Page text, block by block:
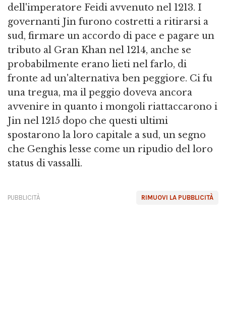
dell'imperatore Feidi avvenuto nel 1213. I
governanti Jin furono costretti a ritirarsi a
sud, firmare un accordo di pace e pagare un
tributo al Gran Khan nel 1214, anche se
probabilmente erano lieti nel farlo, di
fronte ad un'alternativa ben peggiore. Ci fu
una tregua, ma il peggio doveva ancora
avvenire in quanto i mongoli riattaccarono i
Jin nel 1215 dopo che questi ultimi
spostarono la loro capitale a sud, un segno
che Genghis lesse come un ripudio del loro
status di vassalli.
RIMUOVI LA PUBBLICITÀ
PUBBLICITÀ